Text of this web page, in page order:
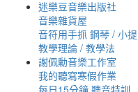
迷樂豆音樂出版社
音樂雜貨屋
音符用手抓 鋼琴 / 小提
教學理論 / 教學法
謝佩勳音樂工作室
我的聽寫寒假作業
每日15分鐘 聽音特訓